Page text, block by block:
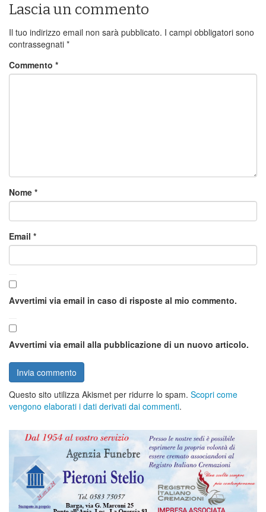
Lascia un commento
Il tuo indirizzo email non sarà pubblicato. I campi obbligatori sono
contrassegnati *
Commento *
Nome *
Email *
Avvertimi via email in caso di risposte al mio commento.
Avvertimi via email alla pubblicazione di un nuovo articolo.
Questo sito utilizza Akismet per ridurre lo spam. Scopri come
vengono elaborati i dati derivati dai commenti.